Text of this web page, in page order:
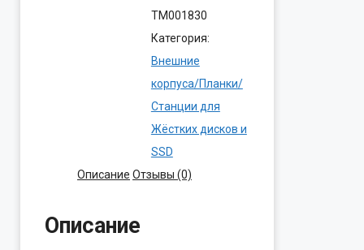
ТМ001830
Категория:
Внешние
корпуса/Планки/
Станции для
Жёстких дисков и
SSD
Описание Отзывы (0)
Описание